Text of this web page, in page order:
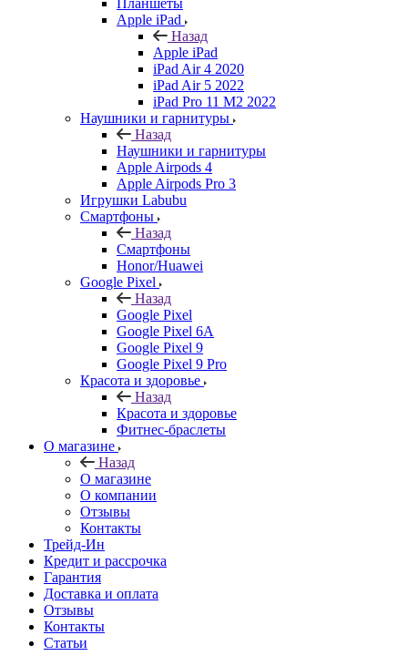
Планшеты
Apple iPad
Назад
Apple iPad
iPad Air 4 2020
iPad Air 5 2022
iPad Pro 11 M2 2022
Наушники и гарнитуры
Назад
Наушники и гарнитуры
Apple Airpods 4
Apple Airpods Pro 3
Игрушки Labubu
Смартфоны
Назад
Смартфоны
Honor/Huawei
Google Pixel
Назад
Google Pixel
Google Pixel 6A
Google Pixel 9
Google Pixel 9 Pro
Красота и здоровье
Назад
Красота и здоровье
Фитнес-браслеты
О магазине
Назад
О магазине
О компании
Отзывы
Контакты
Трейд-Ин
Кредит и рассрочка
Гарантия
Доставка и оплата
Отзывы
Контакты
Статьи